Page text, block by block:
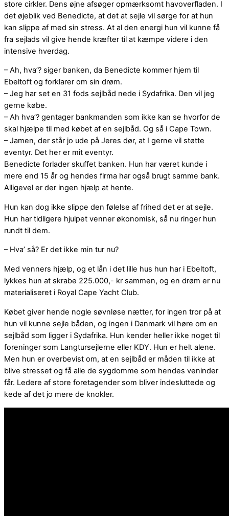
store cirkler. Dens øjne afsøger opmærksomt havoverfladen. I
det øjeblik ved Benedicte, at det at sejle vil sørge for at hun
kan slippe af med sin stress. At al den energi hun vil kunne få
fra sejlads vil give hende kræfter til at kæmpe videre i den
intensive hverdag.
– Ah, hva’? siger banken, da Benedicte kommer hjem til
Ebeltoft og forklarer om sin drøm.
– Jeg har set en 31 fods sejlbåd nede i Sydafrika. Den vil jeg
gerne købe.
– Ah hva’? gentager bankmanden som ikke kan se hvorfor de
skal hjælpe til med købet af en sejlbåd. Og så i Cape Town.
– Jamen, der står jo ude på Jeres dør, at I gerne vil støtte
eventyr. Det her er mit eventyr.
Benedicte forlader skuffet banken. Hun har været kunde i
mere end 15 år og hendes firma har også brugt samme bank.
Alligevel er der ingen hjælp at hente.
Hun kan dog ikke slippe den følelse af frihed det er at sejle.
Hun har tidligere hjulpet venner økonomisk, så nu ringer hun
rundt til dem.
– Hva’ så? Er det ikke min tur nu?
Med venners hjælp, og et lån i det lille hus hun har i Ebeltoft,
lykkes hun at skrabe 225.000,- kr sammen, og en drøm er nu
materialiseret i Royal Cape Yacht Club.
Købet giver hende nogle søvnløse nætter, for ingen tror på at
hun vil kunne sejle båden, og ingen i Danmark vil høre om en
sejlbåd som ligger i Sydafrika. Hun kender heller ikke noget til
foreninger som Langtursejlerne eller KDY. Hun er helt alene.
Men hun er overbevist om, at en sejlbåd er måden til ikke at
blive stresset og få alle de sygdomme som hendes veninder
får. Ledere af store foretagender som bliver indesluttede og
kede af det jo mere de knokler.